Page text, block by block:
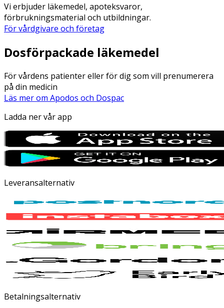
Vi erbjuder läkemedel, apoteksvaror,
förbrukningsmaterial och utbildningar.
För vårdgivare och företag
Dosförpackade läkemedel
För vårdens patienter eller för dig som vill prenumerera
på din medicin
Läs mer om Apodos och Dospac
Ladda ner vår app
Leveransalternativ
Betalningsalternativ